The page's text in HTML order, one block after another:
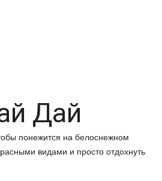
Дай
понежится на белоснежном
видами и просто отдохнуть